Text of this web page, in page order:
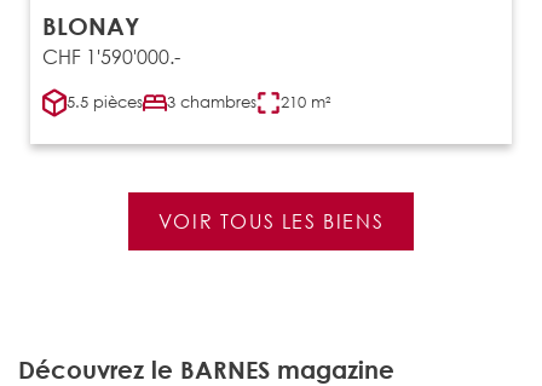
BLONAY
CHF 1'590'000.-
5.5 pièces 3 chambres 210 m²
VOIR TOUS LES BIENS
Découvrez le BARNES magazine